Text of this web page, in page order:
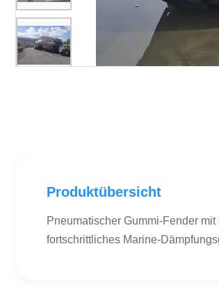
Produktübersicht
Pneumatischer Gummi-Fender
fortschrittliches Marine-